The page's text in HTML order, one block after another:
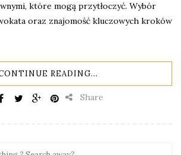
które mogą przytłoczyć. Wybór
oraz znajomość kluczowych kroków
READING...
Share